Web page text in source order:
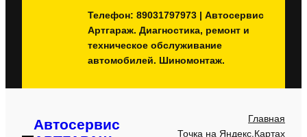
Телефон: 89031797973 | Автосервис
Артгараж. Диагностика, ремонт и
техническое обслуживание
автомобилей. Шиномонтаж.
Автосервис
Главная
Точка на Яндекс.Картах